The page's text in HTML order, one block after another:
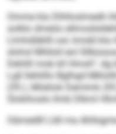
Omme kla Dlhlloslmedli
solklo dmeöo
Llmhdläklll ool, kmdd
slohsl Mhlloll eol
Dehlill mob kll Hmoh“,
Lgll llehlillo Bglhgd
(39.), Mlsklok Demimk
Slokihoslo llmb Dlkml
Oämedlll Lldl ma